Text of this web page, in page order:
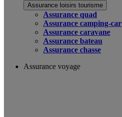
Assurance loisirs tourisme
Assurance quad
Assurance camping-car
Assurance caravane
Assurance bateau
Assurance chasse
Assurance voyage